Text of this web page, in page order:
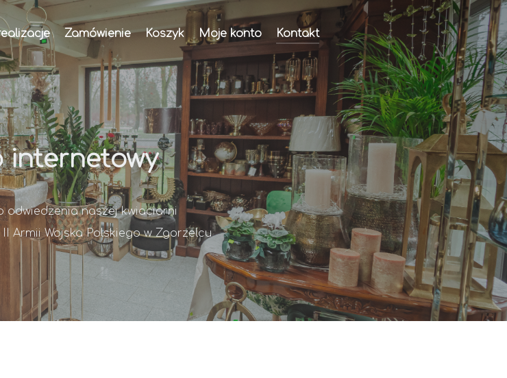
Zamówienie Koszyk Moje konto Kontakt
internetowy
odwiedzenia naszej kwiaciarni
Armii Wojska Polskiego w Zgorzelcu